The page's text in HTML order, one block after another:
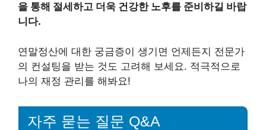
을 통해 절세하고 더욱 건강한 노후를 준비하길 바랍
니다.
연말정산에 대한 궁금증이 생기면 언제든지 전문가
의 컨설팅을 받는 것도 고려해 보세요. 적극적으로
나의 재정 관리를 해봐요!
자주 묻는 질문 Q&A